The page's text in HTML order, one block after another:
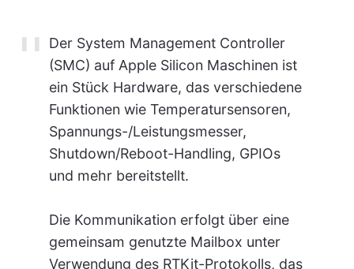
Der System Management Controller
(SMC) auf Apple Silicon Maschinen ist
ein Stück Hardware, das verschiedene
Funktionen wie Temperatursensoren,
Spannungs-/Leistungsmesser,
Shutdown/Reboot-Handling, GPIOs
und mehr bereitstellt.
Die Kommunikation erfolgt über eine
gemeinsam genutzte Mailbox unter
Verwendung des RTKit-Protokolls, das